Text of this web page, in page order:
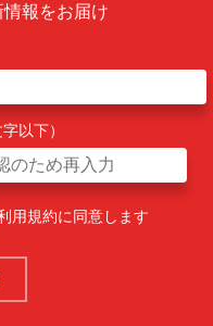
報をお届け
以下）
用規約に同意します